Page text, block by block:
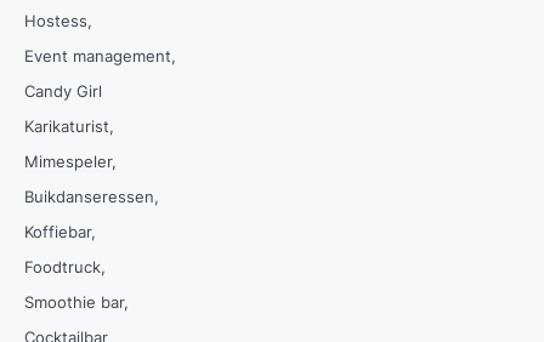
Hostess
Event management
Candy Girl
Karikaturist
Mimespeler
Buikdanseressen
Koffiebar
Foodtruck
Smoothie bar
Cocktailbar